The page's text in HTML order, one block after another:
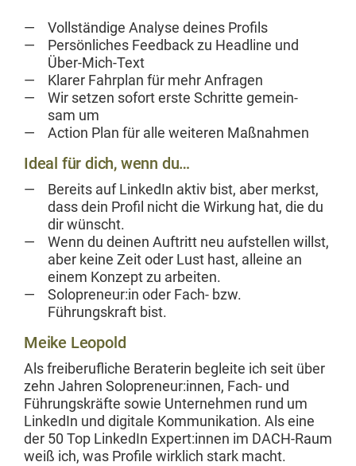
Voll­ständi­ge Analyse deines Profils
Per­sön­lich­es Feed­back zu Head­line und
Über-Mich-Text
Klar­er Fahrplan für mehr Anfragen
Wir set­zen sofort erste Schritte gemein­
sam um
Action Plan für alle weit­eren Maßnahmen
Ideal für dich, wenn du…
Bere­its auf LinkedIn aktiv bist, aber merkst,
dass dein Pro­fil nicht die Wirkung hat, die du
dir wünscht.
Wenn du deinen Auftritt neu auf­stellen willst,
aber keine Zeit oder Lust hast, alleine an
einem Konzept zu arbeiten.
Solopreneur:in oder Fach- bzw.
Führungskraft bist.
Meike Leopold
Als freiberu­fliche Bera­terin begleite ich seit über
zehn Jahren Solopreneur:innen, Fach- und
Führungskräfte sowie Unternehmen rund um
LinkedIn und dig­i­tale Kom­mu­nika­tion. Als eine
der 50 Top LinkedIn Expert:innen im DACH-Raum
weiß ich, was Pro­file wirk­lich stark macht.